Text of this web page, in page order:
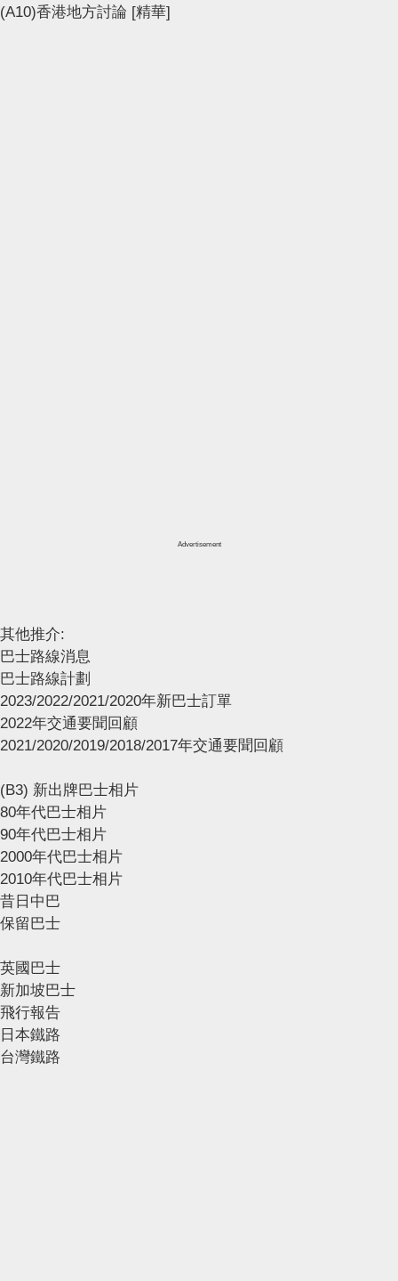
(A10)香港地方討論 [精華]
Advertisement
其他推介:
巴士路線消息
巴士路線計劃
2023/2022/2021/2020年新巴士訂單
2022年交通要聞回顧
2021/2020/2019/2018/2017年交通要聞回顧
(B3) 新出牌巴士相片
80年代巴士相片
90年代巴士相片
2000年代巴士相片
2010年代巴士相片
昔日中巴
保留巴士
英國巴士
新加坡巴士
飛行報告
日本鐵路
台灣鐵路